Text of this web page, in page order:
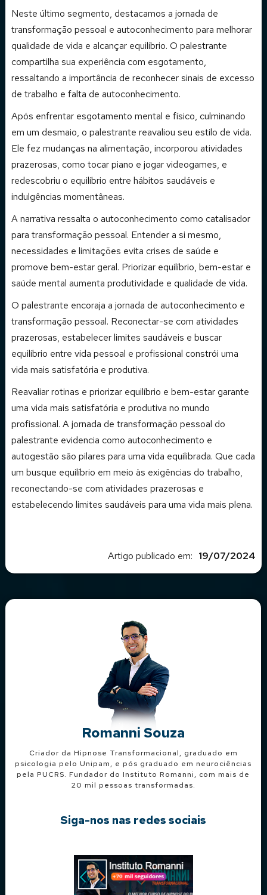
Neste último segmento, destacamos a jornada de
transformação pessoal e autoconhecimento para melhorar
qualidade de vida e alcançar equilíbrio. O palestrante
compartilha sua experiência com esgotamento,
ressaltando a importância de reconhecer sinais de excesso
de trabalho e falta de autoconhecimento.
Após enfrentar esgotamento mental e físico, culminando
em um desmaio, o palestrante reavaliou seu estilo de vida.
Ele fez mudanças na alimentação, incorporou atividades
prazerosas, como tocar piano e jogar videogames, e
redescobriu o equilíbrio entre hábitos saudáveis e
indulgências momentâneas.
A narrativa ressalta o autoconhecimento como catalisador
para transformação pessoal. Entender a si mesmo,
necessidades e limitações evita crises de saúde e
promove bem-estar geral. Priorizar equilíbrio, bem-estar e
saúde mental aumenta produtividade e qualidade de vida.
O palestrante encoraja a jornada de autoconhecimento e
transformação pessoal. Reconectar-se com atividades
prazerosas, estabelecer limites saudáveis e buscar
equilíbrio entre vida pessoal e profissional constrói uma
vida mais satisfatória e produtiva.
Reavaliar rotinas e priorizar equilíbrio e bem-estar garante
uma vida mais satisfatória e produtiva no mundo
profissional. A jornada de transformação pessoal do
palestrante evidencia como autoconhecimento e
autogestão são pilares para uma vida equilibrada. Que cada
um busque equilíbrio em meio às exigências do trabalho,
reconectando-se com atividades prazerosas e
estabelecendo limites saudáveis para uma vida mais plena.
Artigo publicado em: 19/07/2024
Romanni Souza
Criador da Hipnose Transformacional, graduado em
psicologia pelo Unipam, e pós graduado em neurociências
pela PUCRS. Fundador do Instituto Romanni, com mais de
20 mil pessoas transformadas.
Siga-nos nas redes sociais